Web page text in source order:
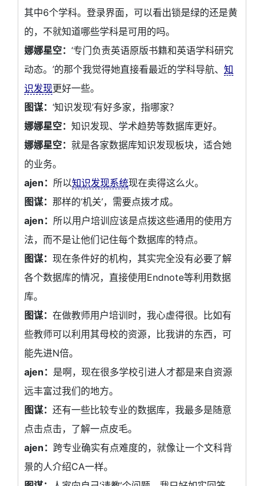
其中6个学科。登录界面，可以看出锁是绿的还是黄
的，不就知道哪些学科是可用的吗。
娜娜星空： ‘专门负责英语原版书籍和英语学科研究
动态。’的那个我觉得她直接看最近的学科导航、 知
识发现更好一些。
图谋： ‘知识发现’有好多家，指哪家？
娜娜星空： 知识发现、学术趋势等数据库更好。
娜娜星空： 就是各家数据库知识发现板块，适合她
的业务。
ajen： 所以知识发现系统现在卖得这么火。
图谋： 那样的‘机关’，需要点拨才成。
ajen： 所以用户培训应该是点拨这些通用的使用方
法，而不是让他们记住每个数据库的特点。
图谋： 现在条件好的机构，其实完全没有必要了解
各个数据库的情况，直接使用Endnote等利用数据
库。
图谋： 在做教师用户培训时，我心虚得很。比如有
些教师可以利用其母校的资源，比我讲的东西，可
能先进N倍。
ajen： 是啊，现在很多学校引进人才都是来自资源
远丰富过我们的地方。
图谋： 还有一些比较专业的数据库，我最多是随意
点击点击，了解一点皮毛。
ajen： 跨专业确实有点难度的，就像让一个文科背
景的人介绍CA一样。